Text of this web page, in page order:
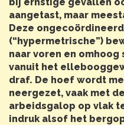
aangetast, maar
Deze
(“hypermetrische”)
naar voren en
vanuit het
draf. De hoef wordt
neergezet, vaak met
arbeidsgalop op vlak
indruk alsof het